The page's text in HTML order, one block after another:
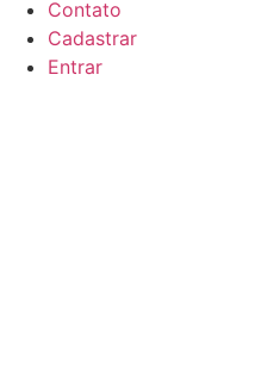
Contato
Cadastrar
Entrar